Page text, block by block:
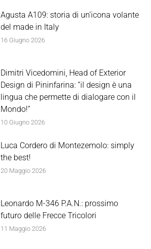
Agusta A109: storia di un’icona volante
del made in Italy
16 Giugno 2026
Dimitri Vicedomini, Head of Exterior
Design di Pininfarina: “il design è una
lingua che permette di dialogare con il
Mondo!”
10 Giugno 2026
Luca Cordero di Montezemolo: simply
the best!
20 Maggio 2026
Leonardo M-346 P.A.N.: prossimo
futuro delle Frecce Tricolori
11 Maggio 2026